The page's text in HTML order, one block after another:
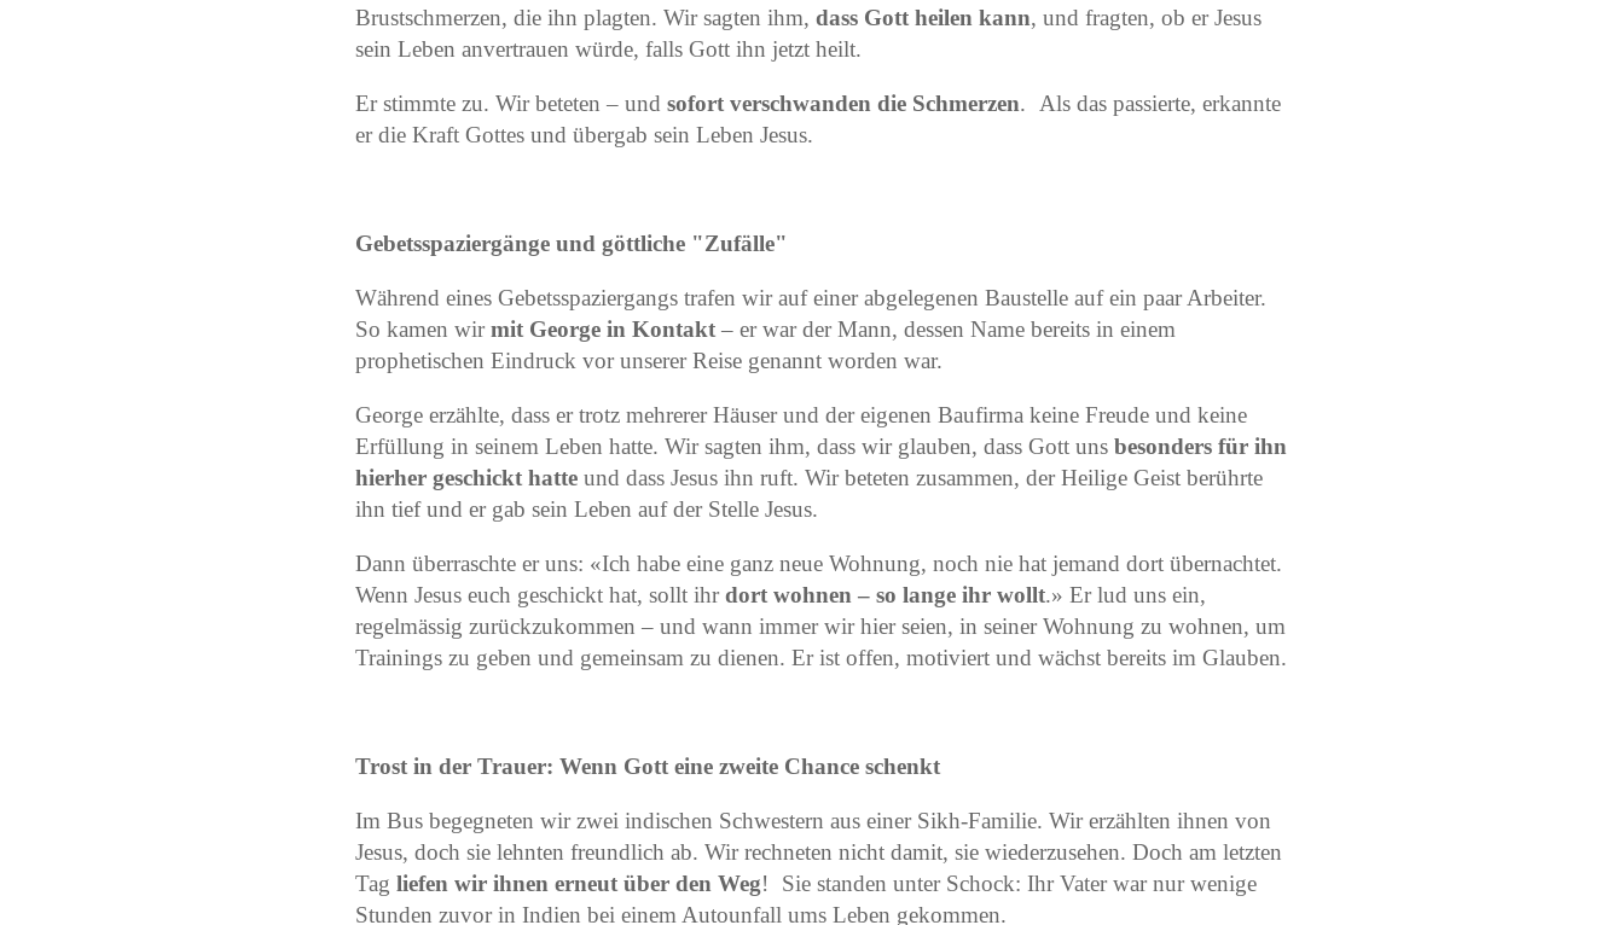
Brustschmerzen, die ihn plagten. Wir sagten ihm,dass Gott heilen kann, und fragten, ob er Jesus
sein Leben anvertrauen würde, falls Gott ihn jetzt heilt.
Er stimmte zu. Wir beteten – undsofort verschwanden die Schmerzen. Als das passierte, erkannte
er die Kraft Gottes und übergab sein Leben Jesus.
Gebetsspaziergänge und göttliche "Zufälle"
Während eines Gebetsspaziergangs trafen wir auf einer abgelegenen Baustelle auf ein paar Arbeiter.
So kamen wirmit George in Kontakt – er war der Mann, dessen Name bereits in einem
prophetischen Eindruck vor unserer Reise genannt worden war.
George erzählte, dass er trotz mehrerer Häuser und der eigenen Baufirma keine Freude und keine
Erfüllung in seinem Leben hatte. Wir sagten ihm, dass wir glauben, dass Gott unsbesonders für ihn
hierher geschickt hatte und dass Jesus ihn ruft. Wir beteten zusammen, der Heilige Geist berührte
ihn tief und er gab sein Leben auf der Stelle Jesus.
Dann überraschte er uns: «Ich habe eine ganz neue Wohnung, noch nie hat jemand dort übernachtet.
Wenn Jesus euch geschickt hat, sollt ihrdort wohnen – so lange ihr wollt.» Er lud uns ein,
regelmässig zurückzukommen – und wann immer wir hier seien, in seiner Wohnung zu wohnen, um
Trainings zu geben und gemeinsam zu dienen. Er ist offen, motiviert und wächst bereits im Glauben.
Trost in der Trauer: Wenn Gott eine zweite Chance schenkt
Im Bus begegneten wir zwei indischen Schwestern aus einer Sikh-Familie. Wir erzählten ihnen von
Jesus, doch sie lehnten freundlich ab. Wir rechneten nicht damit, sie wiederzusehen. Doch am letzten
Tagliefen wir ihnen erneut über den Weg! Sie standen unter Schock: Ihr Vater war nur wenige
Stunden zuvor in Indien bei einem Autounfall ums Leben gekommen.